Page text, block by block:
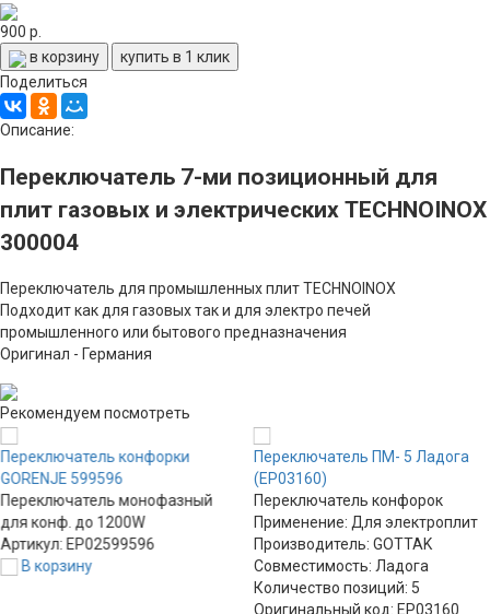
900 р.
в корзину
купить в 1 клик
Поделиться
Описание:
Переключатель 7-ми позиционный для
плит газовых и электрических TECHNOINOX
300004
Переключатель для промышленных плит TECHNOINOX
Подходит как для газовых так и для электро печей
промышленного или бытового предназначения
Оригинал - Германия
Рекомендуем посмотреть
Переключатель конфорки
GORENJE 599596
Переключатель монофазный
для конф. до 1200W
Артикул: EP02599596
В корзину
Переключатель ПМ- 5 Ладога
(EP03160)
Переключатель конфорок
Применение: Для электроплит
Производитель: GOTTAK
Совместимость: Ладога
Количество позиций: 5
Оригинальный код: EP03160